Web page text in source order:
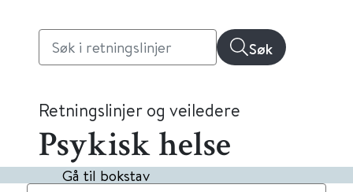
Søk
Retningslinjer og veiledere
Psykisk helse
Gå til bokstav